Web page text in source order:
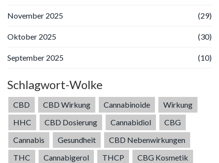
November 2025 (29)
Oktober 2025 (30)
September 2025 (10)
Schlagwort-Wolke
CBD CBD Wirkung Cannabinoide
Wirkung
HHC
CBD Dosierung Cannabidiol
CBG
Cannabis
Gesundheit
CBD Nebenwirkungen
THC
Cannabigerol THCP
CBG Kosmetik